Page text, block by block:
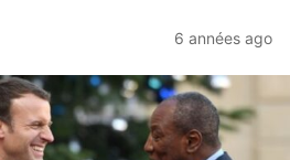
6 années ago